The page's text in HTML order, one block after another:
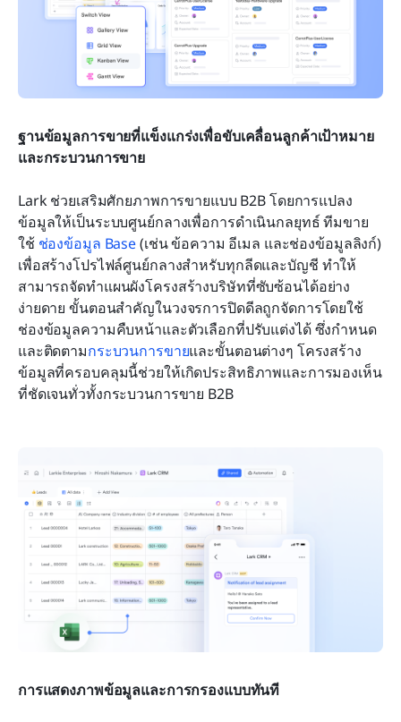
ฐานข้อมูลการขายที่แข็งแกร่งเพื่อขับเคลื่อนลูกค้าเป้าหมาย
และกระบวนการขาย
Lark ช่วยเสริมศักยภาพการขายแบบ B2B โดยการแปลง
ข้อมูลให้เป็นระบบศูนย์กลางเพื่อการดำเนินกลยุทธ์ ทีมขาย
ใช้ ช่องข้อมูล Base (เช่น ข้อความ อีเมล และช่องข้อมูลลิงก์)
เพื่อสร้างโปรไฟล์ศูนย์กลางสำหรับทุกลีดและบัญชี ทำให้
สามารถจัดทำแผนผังโครงสร้างบริษัทที่ซับซ้อนได้อย่าง
ง่ายดาย ขั้นตอนสำคัญในวงจรการปิดดีลถูกจัดการโดยใช้
ช่องข้อมูลความคืบหน้าและตัวเลือกที่ปรับแต่งได้ ซึ่งกำหนด
และติดตามกระบวนการขายและขั้นตอนต่างๆ โครงสร้าง
ข้อมูลที่ครอบคลุมนี้ช่วยให้เกิดประสิทธิภาพและการมองเห็น
ที่ชัดเจนทั่วทั้งกระบวนการขาย B2B
การแสดงภาพข้อมูลและการกรองแบบทันที